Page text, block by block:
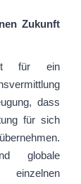
Zukunft
für ein
dass
für sich
globale